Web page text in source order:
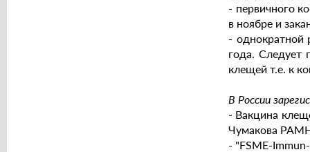
- первичного
в ноябре и
- однократной
года. Следует
клещей т.е. к
В России
- Вакцина
Чумакова
- "FSME-